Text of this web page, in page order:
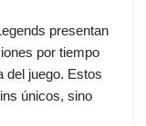
presentan
por tiempo
del juego. Estos
únicos, sino